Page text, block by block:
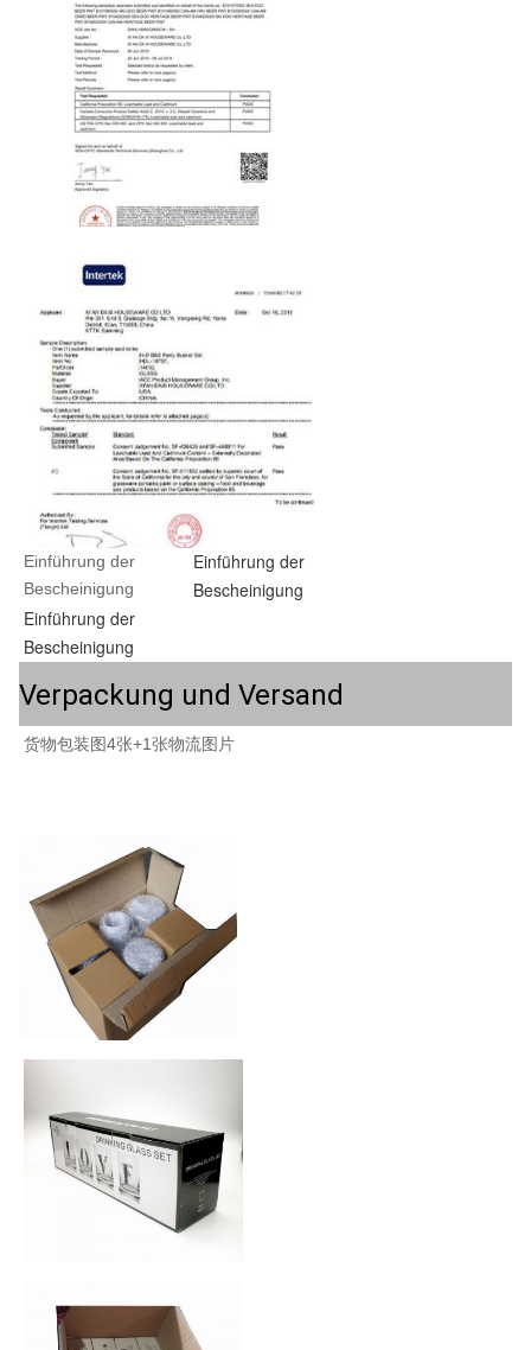
Einführung der
Bescheinigung
Einführung der
Bescheinigung
Einführung der
Bescheinigung
Verpackung und Versand
货物包装图4张+1张物流图片